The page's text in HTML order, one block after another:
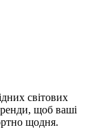
світових
щоб ваші
щодня.